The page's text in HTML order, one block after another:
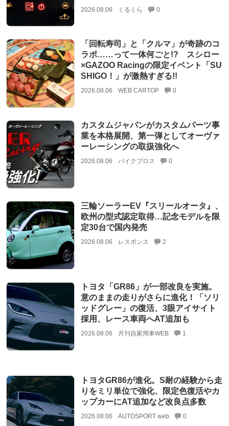
2026.08.06 くるくら 0
「回転寿司」と「クルマ」が奇跡のコ
ラボ……って一体何ごと!? スシロー
×GAZOO Racingの限定イベント「SU
SHIGO！」が激熱すぎる!!
2026.08.06 WEB CARTOP 0
カスタムジャパンがカスタムパーツ事
業を本格展開、第一弾としてオーヴァ
ーレーシングの取扱強化へ
2026.08.06 バイクブロス 0
三輪ソーラーEV『スリールオータ』、
欧州の型式認定取得…記念モデルを限
定30台で国内発売
2026.08.06 レスポンス 2
トヨタ「GR86」が一部改良を実施。
意のままの走りがさらに進化！「ソリ
ッドグレー」の復活、3眼アイサイト
採用、レース車両へAT追加も
2026.08.06 月刊自家用車WEB 1
トヨタGR86が進化。S耐の経験から走
りをミリ単位で強化、限定色復活やカ
ップカーにAT追加など改良点多数
2026.08.06 AUTOSPORT web 0